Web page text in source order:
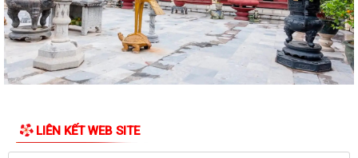
LIÊN KẾT WEB SITE